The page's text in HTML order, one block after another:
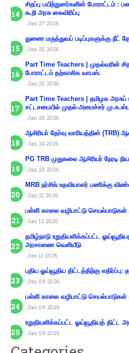
சிறப்பு பயிற்றுனர்களின் போராட்டம் :
கூறி அரசு கைவிரிப்பு
Jan 27 2026
துணை மருத்துவப் படிப்புகளுக்கு
Jan 25 2026
Part Time Teachers | முதல்வரின்
போராட்டம் தற்காலிக வாபஸ்.
Jan 25 2026
Part Time Teachers | தமிழக அரசுப்
சட்டசபையில் முதல்-அமைச்சர்
Jan 25 2026
ஆசிரியா் தோ்வு வாரியத்தின்
Jan 24 2026
PG TRB முதுகலை ஆசிரியர் நேரடி
Jan 23 2026
MRB நர்சிங் உதவியாளர் பணிக்கு
Jan 21 2026
பள்ளி காலை வழிபாட்டு செயல்பாடுகள்
Jan 12 2026
தமிழ்நாடு உறுதியளிக்கப்பட்ட
அரசாணை வெளியீடு
Jan 11 2026
புதிய ஓய்வூதிய திட்டத்திற்கு
Jan 09 2026
பள்ளி காலை வழிபாட்டு செயல்பாடுகள்
Jan 09 2026
உறுதியளிக்கப்பட்ட ஓய்வூதியத்
Jan 09 2026